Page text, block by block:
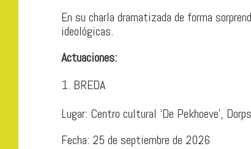
En su charla dramatizada de forma
ideológicas.
Actuaciones:
BREDA
Lugar: Centro cultural ‘De Pekhoeve’,
Fecha: 25 de septiembre de 2026